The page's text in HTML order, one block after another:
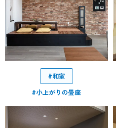
#和室
#小上がりの畳座